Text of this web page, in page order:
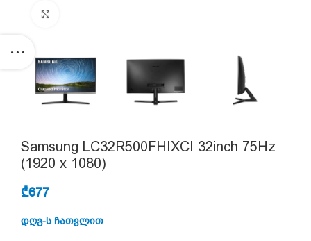
Samsung LC32R500FHIXCI 32inch 75Hz
(1920 x 1080)
₾677
დღგ-ს ჩათვლით